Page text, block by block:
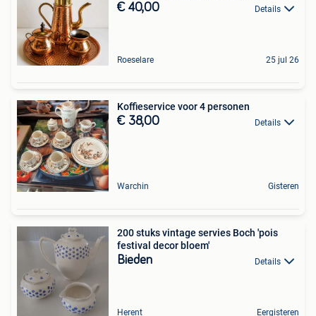
€ 40,00 Details
Roeselare 25 jul 26
Koffieservice voor 4 personen
€ 38,00 Details
Warchin Gisteren
200 stuks vintage servies Boch 'pois
festival decor bloem'
Bieden Details
Herent Eergisteren